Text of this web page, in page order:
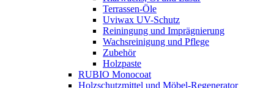
Terrassen-Öle
Uviwax UV-Schutz
Reiningung und Imprägnierung
Wachsreinigung und Pflege
Zubehör
Holzpaste
RUBIO Monocoat
Holzschutzmittel und Möbel-Regenerator